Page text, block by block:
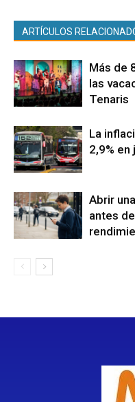
ARTÍCULOS
Más de
las
Tenaris
La
2,9% en
Abrir
antes